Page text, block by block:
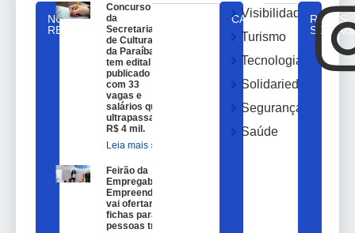
NOTICIAS
RELACIONADAS
Concurso
da
Secretaria
de Cultura
da Paraíba
tem edital
publicado
com 33
vagas e
salários que
ultrapassam
R$ 4 mil.
Leia mais »
Feirão da
Empregabilidade e
Empreendedorismo
vai ofertar 100
fichas para
pessoas trans.
CATEGORIAS
Visibilidade
Turismo
Tecnologia
Solidariedade
Segurança
Saúde
REDES
SOCIAIS